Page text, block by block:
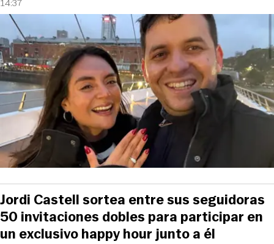
14:37
Jordi Castell sortea entre sus seguidoras
50 invitaciones dobles para participar en
un exclusivo happy hour junto a él